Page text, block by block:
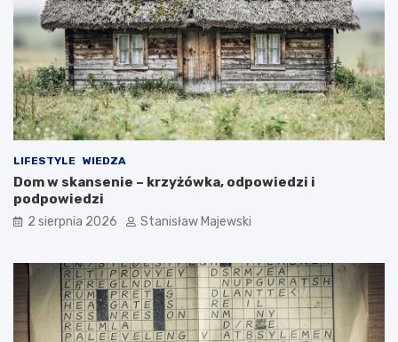
LIFESTYLE WIEDZA
Dom w skansenie – krzyżówka, odpowiedzi i
podpowiedzi
2 sierpnia 2026 Stanisław Majewski